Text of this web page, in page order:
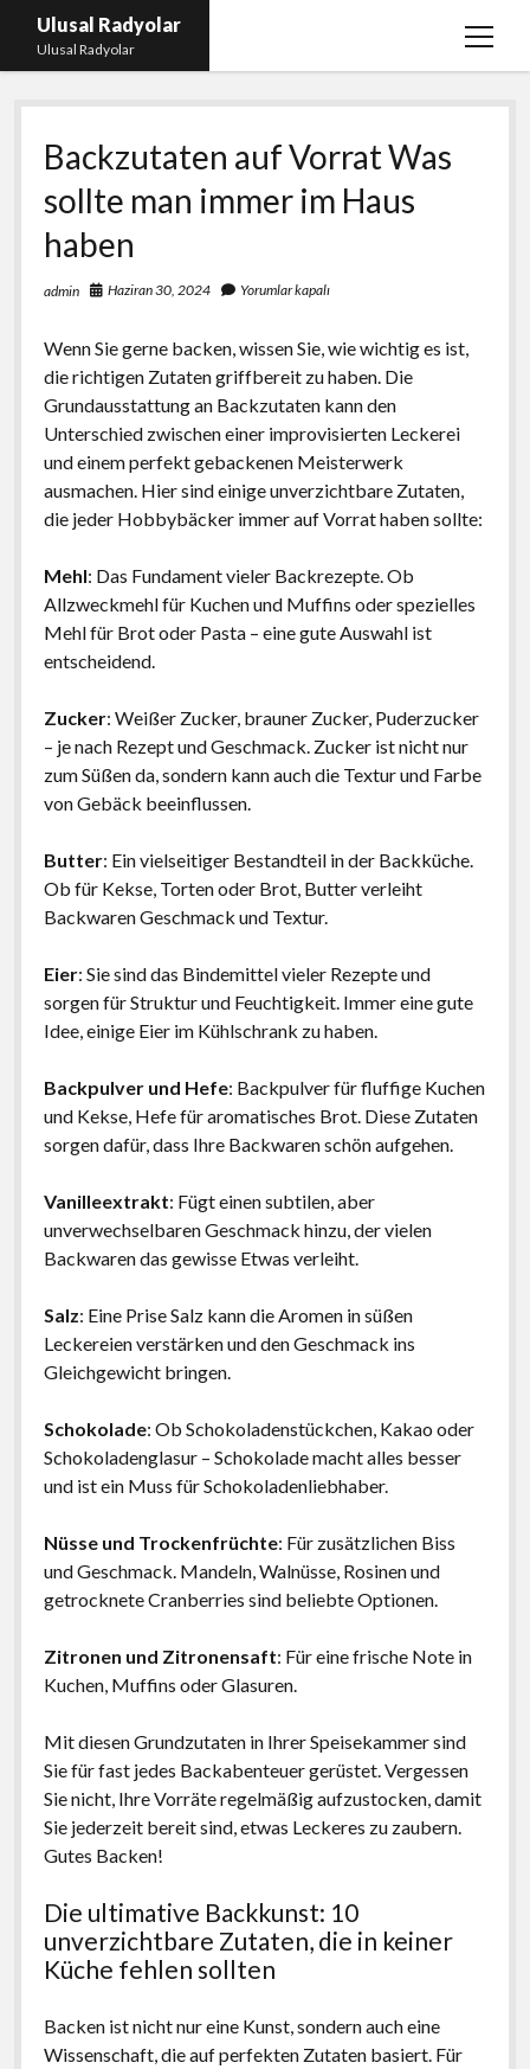
Ulusal Radyolar
Ulusal Radyolar
menüyü
Ana Başlık: Discord Instagram Botu
Instagram Beğeni Kazanma Ücretsiz
Liste
Sayfa Listesi
Spotify Dinlenme Atma Parasız
Backzutaten auf Vorrat Was
sollte man immer im Haus
haben
admin Haziran 30, 2024 Yorumlar kapalı
Wenn Sie gerne backen, wissen Sie, wie wichtig es ist,
die richtigen Zutaten griffbereit zu haben. Die
Grundausstattung an Backzutaten kann den
Unterschied zwischen einer improvisierten Leckerei
und einem perfekt gebackenen Meisterwerk
ausmachen. Hier sind einige unverzichtbare Zutaten,
die jeder Hobbybäcker immer auf Vorrat haben sollte:
Mehl: Das Fundament vieler Backrezepte. Ob
Allzweckmehl für Kuchen und Muffins oder spezielles
Mehl für Brot oder Pasta – eine gute Auswahl ist
entscheidend.
Zucker: Weißer Zucker, brauner Zucker, Puderzucker
– je nach Rezept und Geschmack. Zucker ist nicht nur
zum Süßen da, sondern kann auch die Textur und Farbe
von Gebäck beeinflussen.
Butter: Ein vielseitiger Bestandteil in der Backküche.
Ob für Kekse, Torten oder Brot, Butter verleiht
Backwaren Geschmack und Textur.
Eier: Sie sind das Bindemittel vieler Rezepte und
sorgen für Struktur und Feuchtigkeit. Immer eine gute
Idee, einige Eier im Kühlschrank zu haben.
Backpulver und Hefe: Backpulver für fluffige Kuchen
und Kekse, Hefe für aromatisches Brot. Diese Zutaten
sorgen dafür, dass Ihre Backwaren schön aufgehen.
Vanilleextrakt: Fügt einen subtilen, aber
unverwechselbaren Geschmack hinzu, der vielen
Backwaren das gewisse Etwas verleiht.
Salz: Eine Prise Salz kann die Aromen in süßen
Leckereien verstärken und den Geschmack ins
Gleichgewicht bringen.
Schokolade: Ob Schokoladenstückchen, Kakao oder
Schokoladenglasur – Schokolade macht alles besser
und ist ein Muss für Schokoladenliebhaber.
Nüsse und Trockenfrüchte: Für zusätzlichen Biss
und Geschmack. Mandeln, Walnüsse, Rosinen und
getrocknete Cranberries sind beliebte Optionen.
Zitronen und Zitronensaft: Für eine frische Note in
Kuchen, Muffins oder Glasuren.
Mit diesen Grundzutaten in Ihrer Speisekammer sind
Sie für fast jedes Backabenteuer gerüstet. Vergessen
Sie nicht, Ihre Vorräte regelmäßig aufzustocken, damit
Sie jederzeit bereit sind, etwas Leckeres zu zaubern.
Gutes Backen!
Die ultimative Backkunst: 10
unverzichtbare Zutaten, die in keiner
Küche fehlen sollten
Backen ist nicht nur eine Kunst, sondern auch eine
Wissenschaft, die auf perfekten Zutaten basiert. Für